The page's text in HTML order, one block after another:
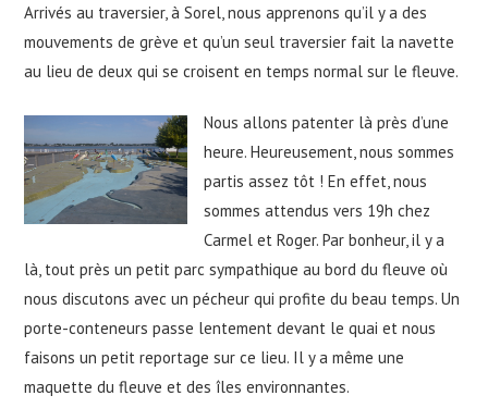
Arrivés au traversier, à Sorel, nous apprenons qu’il y a des
mouvements de grève et qu’un seul traversier fait la navette
au lieu de deux qui se croisent en temps normal sur le fleuve.
Nous allons patenter là près d’une
heure. Heureusement, nous sommes
partis assez tôt ! En effet, nous
sommes attendus vers 19h chez
Carmel et Roger. Par bonheur, il y a
là, tout près un petit parc sympathique au bord du fleuve où
nous discutons avec un pécheur qui profite du beau temps. Un
porte-conteneurs passe lentement devant le quai et nous
faisons un petit reportage sur ce lieu. Il y a même une
maquette du fleuve et des îles environnantes.